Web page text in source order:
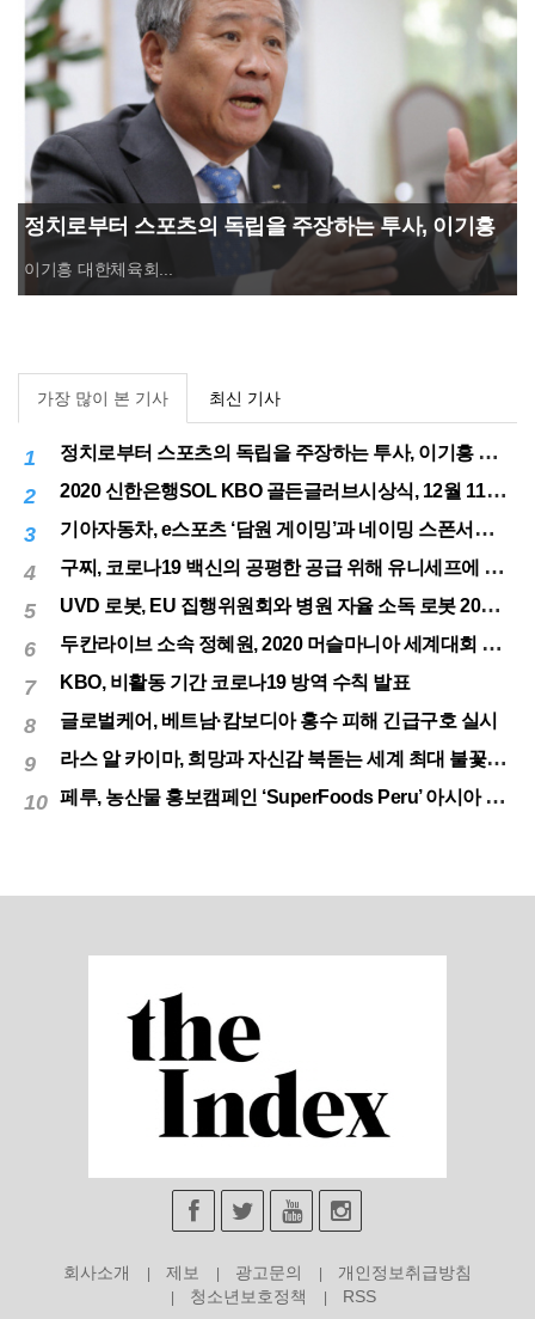
정치로부터 스포츠의 독립을 주장하는 투사, 이기흥
대한체육회장 연임 성공
이기흥 대한체육회...
가장 많이 본 기사 최신 기사
1 정치로부터 스포츠의 독립을 주장하는 투사, 이기흥 대한체육회장 연임 성공
2 2020 신한은행SOL KBO 골든글러브시상식, 12월 11일(금) 시행
3 기아자동차, e스포츠 ‘담원 게이밍’과 네이밍 스폰서십 체결
4 구찌, 코로나19 백신의 공평한 공급 위해 유니세프에 50만달러 기부
5 UVD 로봇, EU 집행위원회와 병원 자율 소독 로봇 200대 공급 계약
6 두칸라이브 소속 정혜원, 2020 머슬마니아 세계대회 우승
7 KBO, 비활동 기간 코로나19 방역 수칙 발표
8 글로벌케어, 베트남·캄보디아 홍수 피해 긴급구호 실시
9 라스 알 카이마, 희망과 자신감 북돋는 세계 최대 불꽃놀이
10 페루, 농산물 홍보캠페인 ‘SuperFoods Peru’ 아시아 진출개척
회사소개 제보 광고문의
개인정보취급방침
청소년보호정책
RSS